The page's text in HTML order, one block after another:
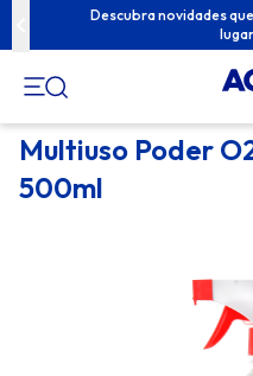
Pular
para
Descubra novidades
Multiuso Poder
500ml